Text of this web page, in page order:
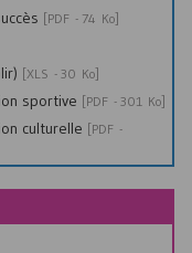
[PDF - 74 Ko]
[XLS - 30 Ko]
sportive [PDF - 301 Ko]
culturelle [PDF -